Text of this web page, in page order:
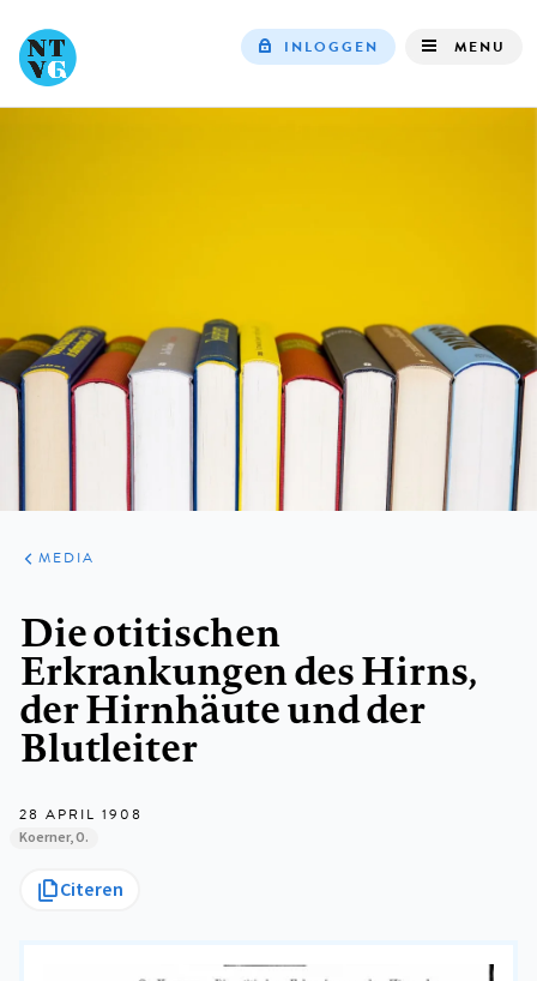
INLOGGEN MENU
ARTIKELEN
VARIA
MEDIA
Die otitischen
Erkrankungen des Hirns,
der Hirnhäute und der
Blutleiter
28 APRIL 1908
Koerner, O.
Citeren